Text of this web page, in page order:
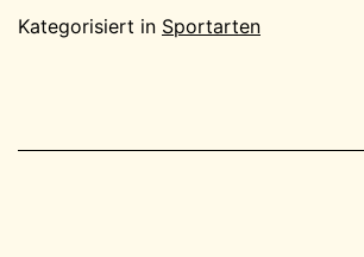
Kategorisiert in Sportarten